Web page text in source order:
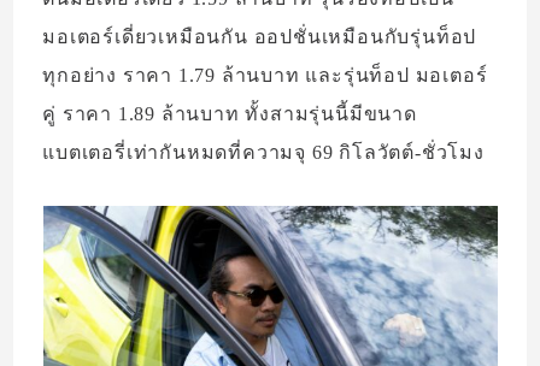
มอเตอร์เดี่ยวเหมือนกัน ออปชั่นเหมือนกับรุ่นท็อป
ทุกอย่าง ราคา 1.79 ล้านบาท และรุ่นท็อป มอเตอร์
คู่ ราคา 1.89 ล้านบาท ทั้งสามรุ่นนี้มีขนาด
แบตเตอรี่เท่ากันหมดที่ความจุ 69 กิโลวัตต์-ชั่วโมง